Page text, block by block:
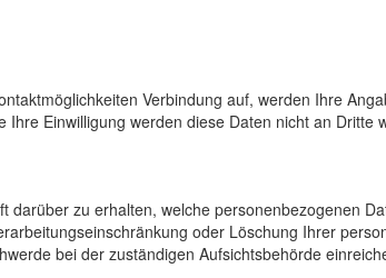
Verbindung auf, werden Ihre
Einwilligung werden diese Daten nicht an Dritte
zu erhalten, welche personenbezogenen
oder Löschung Ihrer
bei der zuständigen Aufsichtsbehörde